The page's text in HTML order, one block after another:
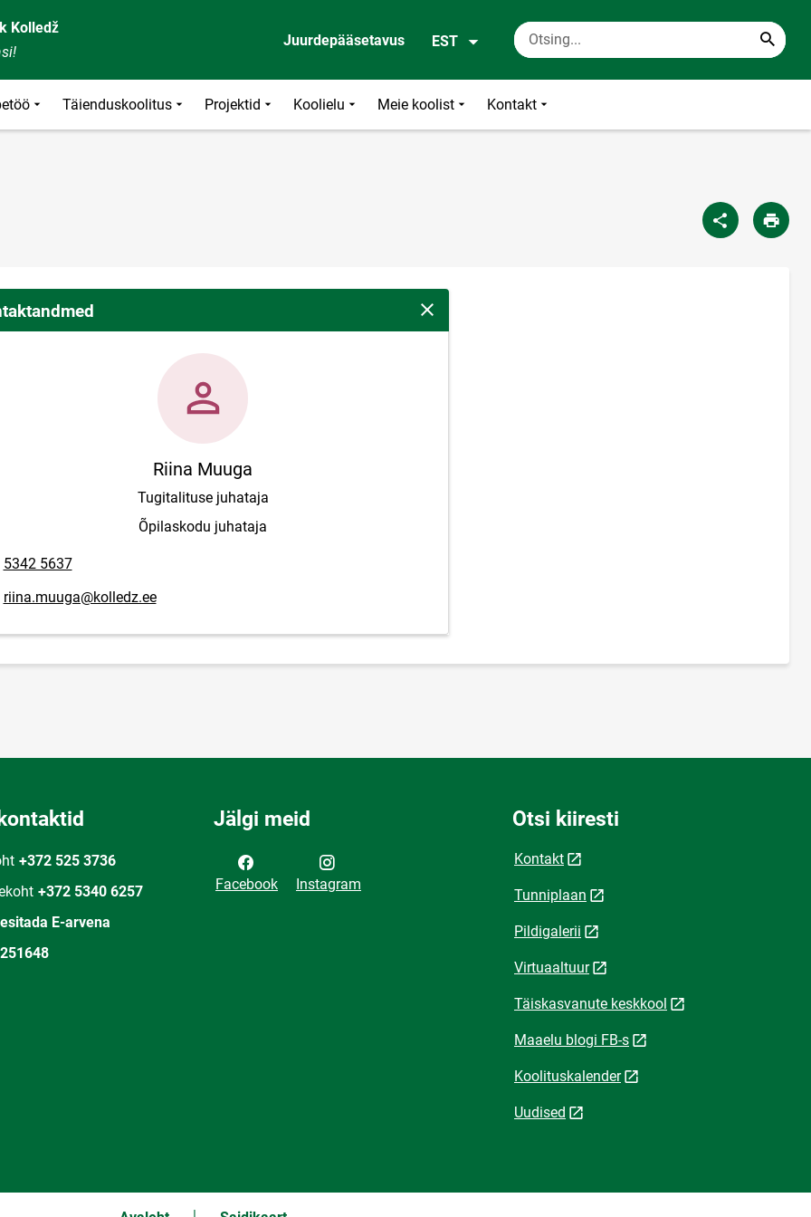
Kolledž
Juurdepääsetavus EST
Täienduskoolitus Projektid Koolielu Meie koolist Kontakt
Sulge modaalaken
Riina Muuga
Tugitalituse juhataja
Õpilaskodu juhataja
5342 5637
aadress
riina.muuga@kolledz.ee
+372 525 3736
+372 5340 6257
E-arvena
Jälgi meid
Facebook Instagram
Otsi kiiresti
Kontakt
Tunniplaan
Pildigalerii
Virtuaaltuur
Täiskasvanute keskkool
Maaelu blogi FB-s
Koolituskalender
Uudised